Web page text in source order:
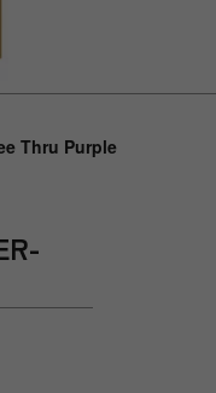
Thru Purple